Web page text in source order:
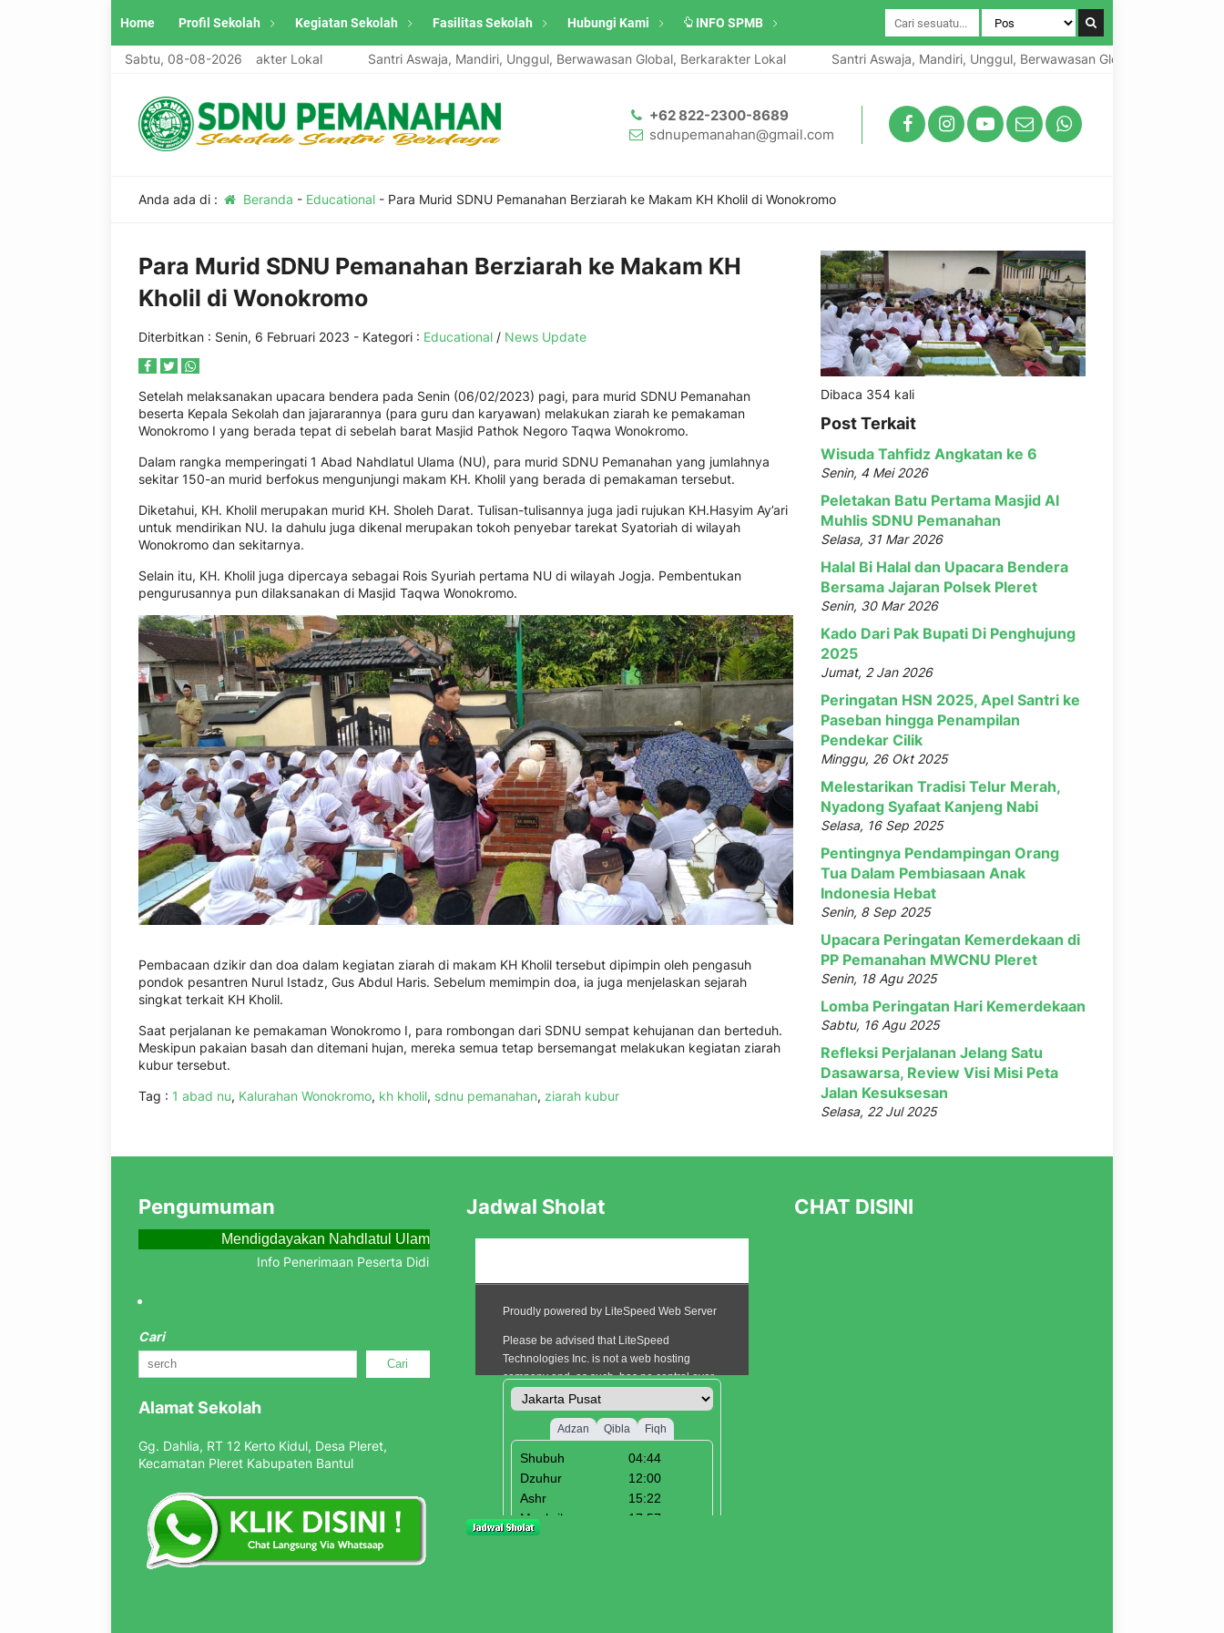
Home Profil Sekolah Kegiatan Sekolah Fasilitas Sekolah Hubungi Kami INFO SPMB
Sabtu, 08-08-2026
Unggul, Berwawasan Global, Berkarakter Lokal Santri Aswaja, Mandiri, Unggul, Berwawasan Global, Berkarakter Lokal Santri Aswaja, Mandiri, Unggul, Berwawasan Global, Berkarakter Lokal
+62 822-2300-8689
sdnupemanahan@gmail.com
Anda ada di : Beranda - Educational- Para Murid SDNU Pemanahan Berziarah ke Makam KH Kholil di Wonokromo
Para Murid SDNU Pemanahan Berziarah ke Makam KH
Kholil di Wonokromo
Diterbitkan : Senin, 6 Februari 2023 - Kategori : Educational / News Update
Setelah melaksanakan upacara bendera pada Senin (06/02/2023) pagi, para murid SDNU Pemanahan
beserta Kepala Sekolah dan jajararannya (para guru dan karyawan) melakukan ziarah ke pemakaman
Wonokromo I yang berada tepat di sebelah barat Masjid Pathok Negoro Taqwa Wonokromo.
Dalam rangka memperingati 1 Abad Nahdlatul Ulama (NU), para murid SDNU Pemanahan yang jumlahnya
sekitar 150-an murid berfokus mengunjungi makam KH. Kholil yang berada di pemakaman tersebut.
Diketahui, KH. Kholil merupakan murid KH. Sholeh Darat. Tulisan-tulisannya juga jadi rujukan KH.Hasyim Ay’ari
untuk mendirikan NU. Ia dahulu juga dikenal merupakan tokoh penyebar tarekat Syatoriah di wilayah
Wonokromo dan sekitarnya.
Selain itu, KH. Kholil juga dipercaya sebagai Rois Syuriah pertama NU di wilayah Jogja. Pembentukan
pengurusannya pun dilaksanakan di Masjid Taqwa Wonokromo.
Pembacaan dzikir dan doa dalam kegiatan ziarah di makam KH Kholil tersebut dipimpin oleh pengasuh
pondok pesantren Nurul Istadz, Gus Abdul Haris. Sebelum memimpin doa, ia juga menjelaskan sejarah
singkat terkait KH Kholil.
Saat perjalanan ke pemakaman Wonokromo I, para rombongan dari SDNU sempat kehujanan dan berteduh.
Meskipun pakaian basah dan ditemani hujan, mereka semua tetap bersemangat melakukan kegiatan ziarah
kubur tersebut.
Tag : 1 abad nu, Kalurahan Wonokromo, kh kholil, sdnu pemanahan, ziarah kubur
Dibaca 354 kali
Post Terkait
Wisuda Tahfidz Angkatan ke 6
Senin, 4 Mei 2026
Peletakan Batu Pertama Masjid Al
Muhlis SDNU Pemanahan
Selasa, 31 Mar 2026
Halal Bi Halal dan Upacara Bendera
Bersama Jajaran Polsek Pleret
Senin, 30 Mar 2026
Kado Dari Pak Bupati Di Penghujung
2025
Jumat, 2 Jan 2026
Peringatan HSN 2025, Apel Santri ke
Paseban hingga Penampilan
Pendekar Cilik
Minggu, 26 Okt 2025
Melestarikan Tradisi Telur Merah,
Nyadong Syafaat Kanjeng Nabi
Selasa, 16 Sep 2025
Pentingnya Pendampingan Orang
Tua Dalam Pembiasaan Anak
Indonesia Hebat
Senin, 8 Sep 2025
Upacara Peringatan Kemerdekaan di
PP Pemanahan MWCNU Pleret
Senin, 18 Agu 2025
Lomba Peringatan Hari Kemerdekaan
Sabtu, 16 Agu 2025
Refleksi Perjalanan Jelang Satu
Dasawarsa, Review Visi Misi Peta
Jalan Kesuksesan
Selasa, 22 Jul 2025
Pengumuman
Mendigdayakan Nahdlatul Ulama Menjemput Abad Kedua Menuju Kebangkitan Baru
Info Penerimaan Peserta Didik Baru Tahun Pelajaran 2025/2026
Cari
Cari
Alamat Sekolah
Gg. Dahlia, RT 12 Kerto Kidul, Desa Pleret,
Kecamatan Pleret Kabupaten Bantul
Jadwal Sholat CHAT DISINI